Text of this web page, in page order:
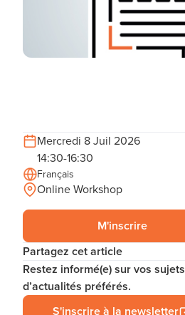
Mercredi 8 Juil 2026
14:30-16:30
Français
Online Workshop
M'inscrire
Partagez cet article
Restez informé(e) sur vos sujets
d’actualités préférés.
S'inscrire à la newsletter